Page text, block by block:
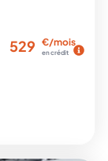
529 €/mois
en crédit